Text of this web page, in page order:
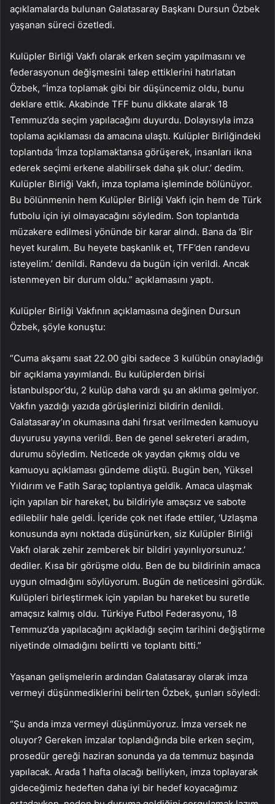
açıklamalarda bulunan Galatasaray Başkanı Dursun Özbek
yaşanan süreci özetledi.
Kulüpler Birliği Vakfı olarak erken seçim yapılmasını ve
federasyonun değişmesini talep ettiklerini hatırlatan
Özbek, “İmza toplamak gibi bir düşüncemiz oldu, bunu
deklare ettik. Akabinde TFF bunu dikkate alarak 18
Temmuz’da seçim yapılacağını duyurdu. Dolayısıyla imza
toplama açıklaması da amacına ulaştı. Kulüpler Birliğindeki
toplantıda ‘İmza toplamaktansa görüşerek, insanları ikna
ederek seçimi erkene alabilirsek daha şık olur.’ dedim.
Kulüpler Birliği Vakfı, imza toplama işleminde bölünüyor.
Bu bölünmenin hem Kulüpler Birliği Vakfı için hem de Türk
futbolu için iyi olmayacağını söyledim. Son toplantıda
müzakere edilmesi yönünde bir karar alındı. Bana da ‘Bir
heyet kuralım. Bu heyete başkanlık et, TFF’den randevu
isteyelim.’ denildi. Randevu da bugün için verildi. Ancak
istenmeyen bir durum oldu.” açıklamasını yaptı.
Kulüpler Birliği Vakfının açıklamasına değinen Dursun
Özbek, şöyle konuştu:
“Cuma akşamı saat 22.00 gibi sadece 3 kulübün onayladığı
bir açıklama yayımlandı. Bu kulüplerden birisi
İstanbulspor’du, 2 kulüp daha vardı şu an aklıma gelmiyor.
Vakfın yazdığı yazıda görüşlerinizi bildirin denildi.
Galatasaray’ın okumasına dahi fırsat verilmeden kamuoyu
duyurusu yayına verildi. Ben de genel sekreteri aradım,
durumu söyledim. Neticede ok yaydan çıkmış oldu ve
kamuoyu açıklaması gündeme düştü. Bugün ben, Yüksel
Yıldırım ve Fatih Saraç toplantıya geldik. Amaca ulaşmak
için yapılan bir hareket, bu bildiriyle amaçsız ve sabote
edilebilir hale geldi. İçeride çok net ifade ettiler, ‘Uzlaşma
konusunda aynı noktada düşünürken, siz Kulüpler Birliği
Vakfı olarak zehir zemberek bir bildiri yayınlıyorsunuz.’
dediler. Kısa bir görüşme oldu. Ben de bu bildirinin amaca
uygun olmadığını söylüyorum. Bugün de neticesini gördük.
Kulüpleri birleştirmek için yapılan bu hareket bu suretle
amaçsız kalmış oldu. Türkiye Futbol Federasyonu, 18
Temmuz’da yapılacağını açıkladığı seçim tarihini değiştirme
niyetinde olmadığını belirtti ve toplantı bitti.”
Yaşanan gelişmelerin ardından Galatasaray olarak imza
vermeyi düşünmediklerini belirten Özbek, şunları söyledi:
“Şu anda imza vermeyi düşünmüyoruz. İmza versek ne
oluyor? Gereken imzalar toplandığında bile erken seçim,
prosedür gereği haziran sonunda ya da temmuz başında
yapılacak. Arada 1 hafta olacağı belliyken, imza toplayarak
gideceğimiz hedeften daha iyi bir hedef koyacağımız